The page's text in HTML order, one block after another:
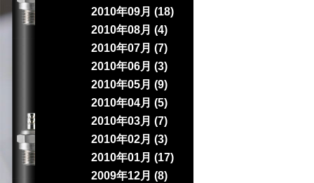
2010年09月 (18)
2010年08月 (4)
2010年07月 (7)
2010年06月 (3)
2010年05月 (9)
2010年04月 (5)
2010年03月 (7)
2010年02月 (3)
2010年01月 (17)
2009年12月 (8)